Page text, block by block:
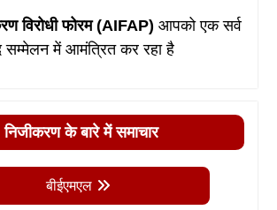
विरोधी फोरम (AIFAP)आपको एक सर्व
सम्मेलन में आमंत्रित कर रहा है
निजीकरण के बारे में समाचार
बीईएमएल